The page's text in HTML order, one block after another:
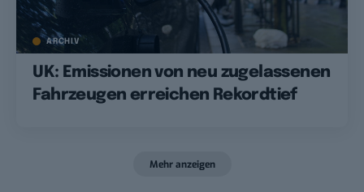
ARCHIV
UK: Emissionen von neu zugelassenen
Fahrzeugen erreichen Rekordtief
Mehr anzeigen